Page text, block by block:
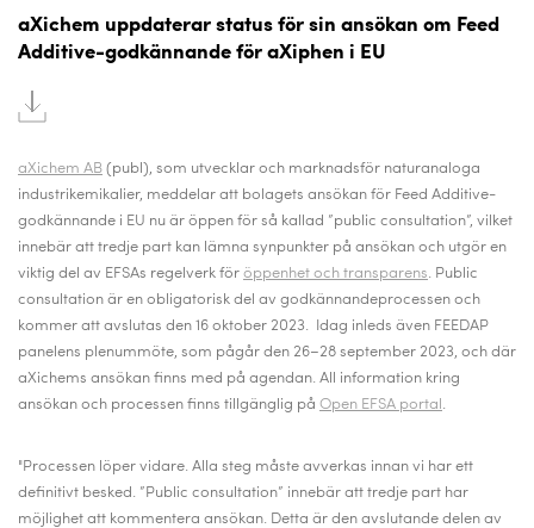
aXichem uppdaterar status för sin ansökan om Feed
Additive-godkännande för aXiphen i EU
aXichem AB (publ), som utvecklar och marknadsför naturanaloga
industrikemikalier, meddelar att bolagets ansökan för Feed Additive-
godkännande i EU nu är öppen för så kallad ”public consultation”, vilket
innebär att tredje part kan lämna synpunkter på ansökan och utgör en
viktig del av EFSAs regelverk för öppenhet och transparens. Public
consultation är en obligatorisk del av godkännandeprocessen och
kommer att avslutas den 16 oktober 2023. Idag inleds även FEEDAP
panelens plenummöte, som pågår den 26–28 september 2023, och där
aXichems ansökan finns med på agendan. All information kring
ansökan och processen finns tillgänglig på Open EFSA portal .
"Processen löper vidare. Alla steg måste avverkas innan vi har ett
definitivt besked. ”Public consultation” innebär att tredje part har
möjlighet att kommentera ansökan. Detta är den avslutande delen av